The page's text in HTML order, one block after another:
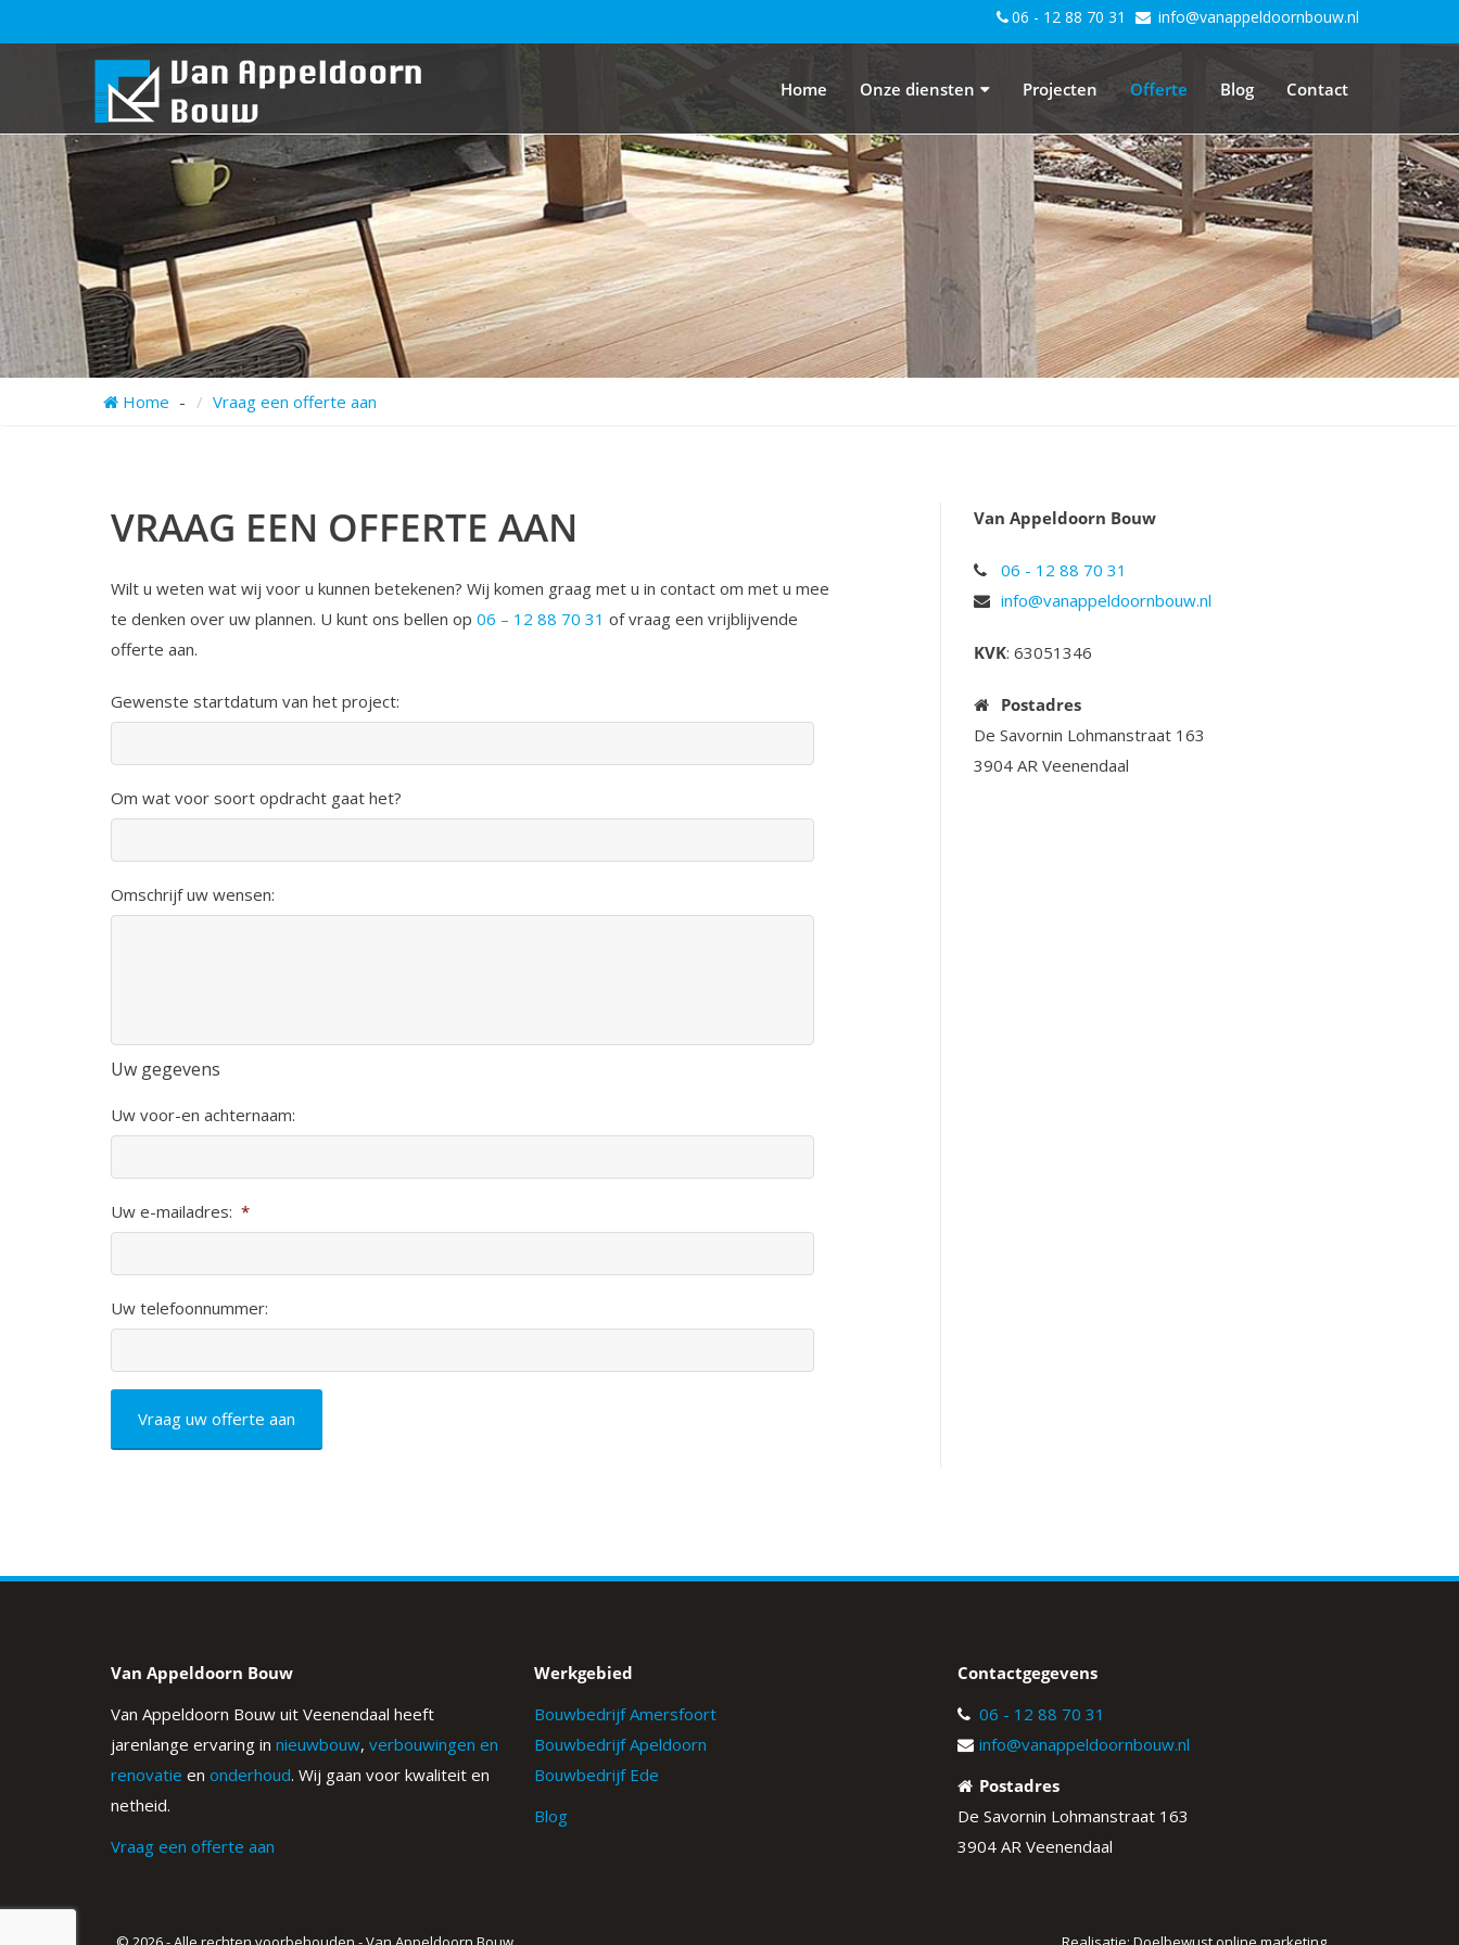
06 - 12 88 70 31 info@vanappeldoornbouw.nl
Home Onze diensten Projecten Offerte Blog Contact
Home Vraag een offerte aan
VRAAG EEN OFFERTE AAN
Wilt u weten wat wij voor u kunnen betekenen? Wij komen graag met u in contact om met u mee
te denken over uw plannen. U kunt ons bellen op 06 – 12 88 70 31 of vraag een vrijblijvende
offerte aan.
Gewenste startdatum van het project:
Om wat voor soort opdracht gaat het?
Omschrijf uw wensen:
Uw gegevens
Uw voor-en achternaam:
Uw e-mailadres: *
Uw telefoonnummer:
Van Appeldoorn Bouw
06 - 12 88 70 31
info@vanappeldoornbouw.nl
KVK: 63051346
Postadres
De Savornin Lohmanstraat 163
3904 AR Veenendaal
Van Appeldoorn Bouw
Van Appeldoorn Bouw uit Veenendaal heeft
jarenlange ervaring in nieuwbouw, verbouwingen en
renovatie en onderhoud. Wij gaan voor kwaliteit en
netheid.
Vraag een offerte aan
Werkgebied
Bouwbedrijf Amersfoort
Bouwbedrijf Apeldoorn
Bouwbedrijf Ede
Blog
Contactgegevens
06 - 12 88 70 31
info@vanappeldoornbouw.nl
Postadres
De Savornin Lohmanstraat 163
3904 AR Veenendaal